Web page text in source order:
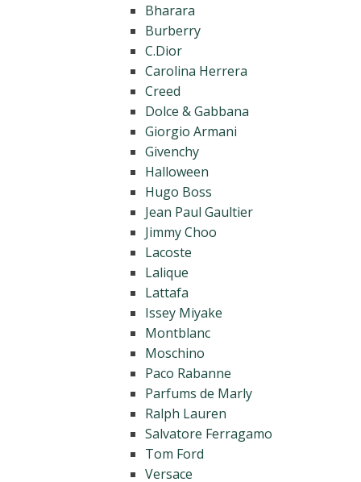
Bharara
Burberry
C.Dior
Carolina Herrera
Creed
Dolce & Gabbana
Giorgio Armani
Givenchy
Halloween
Hugo Boss
Jean Paul Gaultier
Jimmy Choo
Lacoste
Lalique
Lattafa
Issey Miyake
Montblanc
Moschino
Paco Rabanne
Parfums de Marly
Ralph Lauren
Salvatore Ferragamo
Tom Ford
Versace